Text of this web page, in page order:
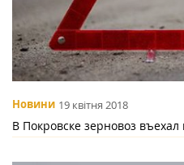
Новини 19 квітня 2018
В Покровске зерновоз въехал